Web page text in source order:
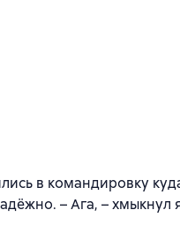
в командировку
– Ага, –